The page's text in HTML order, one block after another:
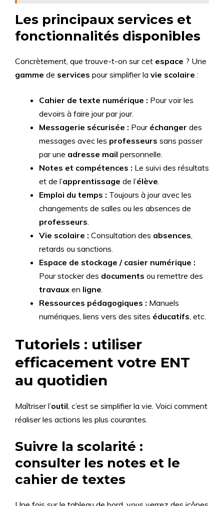
Les principaux services et
fonctionnalités disponibles
Concrètement, que trouve-t-on sur cet espace ? Une
gamme de services pour simplifier la vie scolaire :
Cahier de texte numérique : Pour voir les
devoirs à faire jour par jour.
Messagerie sécurisée : Pour échanger des
messages avec les professeurs sans passer
par une adresse mail personnelle.
Notes et compétences : Le suivi des résultats
et de l’apprentissage de l’élève.
Emploi du temps : Toujours à jour avec les
changements de salles ou les absences de
professeurs.
Vie scolaire : Consultation des absences,
retards ou sanctions.
Espace de stockage / casier numérique :
Pour stocker des documents ou remettre des
travaux en ligne.
Ressources pédagogiques : Manuels
numériques, liens vers des sites éducatifs, etc.
Tutoriels : utiliser
efficacement votre ENT
au quotidien
Maîtriser l’outil, c’est se simplifier la vie. Voici comment
réaliser les actions les plus courantes.
Suivre la scolarité :
consulter les notes et le
cahier de textes